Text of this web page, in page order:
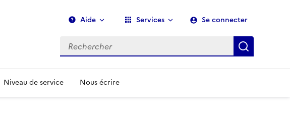
Aide Services Se connecter
Recherche
Niveau de service Nous écrire